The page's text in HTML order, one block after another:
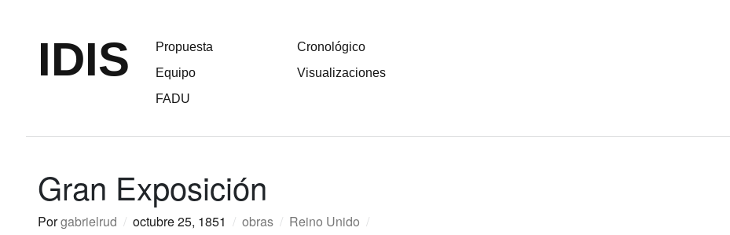
IDIS
Propuesta
Equipo
FADU
Cronológico
Visualizaciones
Gran Exposición
Porgabrielrud / octubre 25, 1851 / obras / Reino Unido /